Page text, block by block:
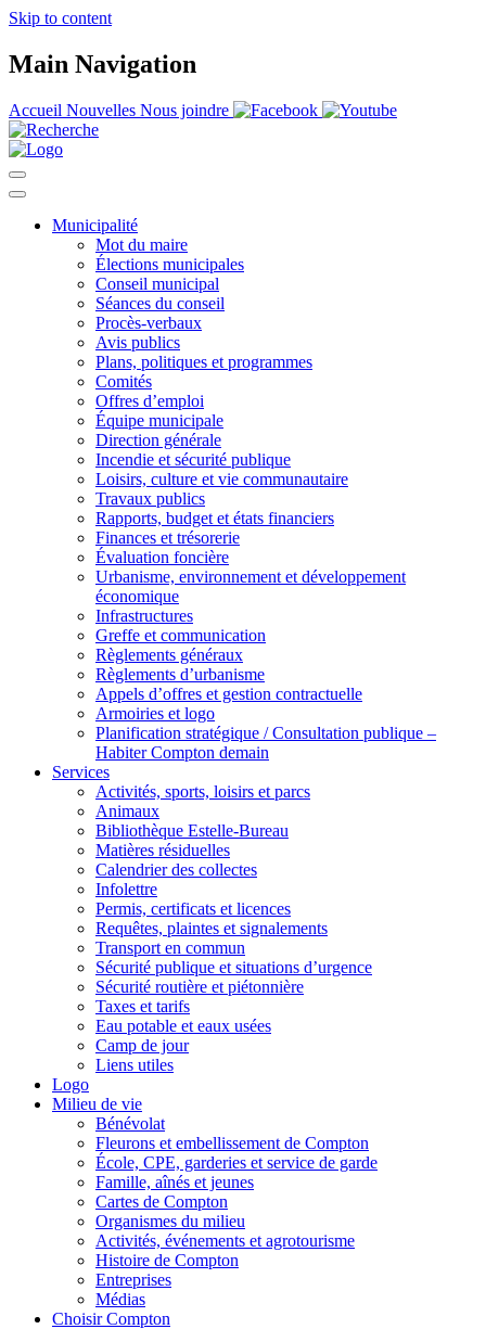
Skip to content
Main Navigation
Accueil Nouvelles Nous joindre
Municipalité
Mot du maire
Élections municipales
Conseil municipal
Séances du conseil
Procès-verbaux
Avis publics
Plans, politiques et programmes
Comités
Offres d’emploi
Équipe municipale
Direction générale
Incendie et sécurité publique
Loisirs, culture et vie communautaire
Travaux publics
Rapports, budget et états financiers
Finances et trésorerie
Évaluation foncière
Urbanisme, environnement et développement
économique
Infrastructures
Greffe et communication
Règlements généraux
Règlements d’urbanisme
Appels d’offres et gestion contractuelle
Armoiries et logo
Planification stratégique / Consultation publique –
Habiter Compton demain
Services
Activités, sports, loisirs et parcs
Animaux
Bibliothèque Estelle-Bureau
Matières résiduelles
Calendrier des collectes
Infolettre
Permis, certificats et licences
Requêtes, plaintes et signalements
Transport en commun
Sécurité publique et situations d’urgence
Sécurité routière et piétonnière
Taxes et tarifs
Eau potable et eaux usées
Camp de jour
Liens utiles
Logo
Milieu de vie
Bénévolat
Fleurons et embellissement de Compton
École, CPE, garderies et service de garde
Famille, aînés et jeunes
Cartes de Compton
Organismes du milieu
Activités, événements et agrotourisme
Histoire de Compton
Entreprises
Médias
Choisir Compton